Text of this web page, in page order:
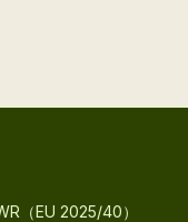
（EU 2025/40）